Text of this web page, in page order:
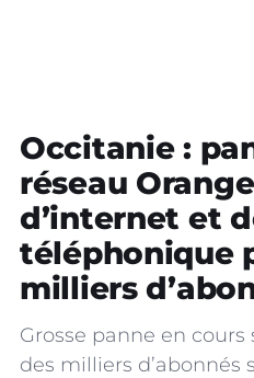
Occitanie :
réseau
d’internet et
téléphonique
milliers
Grosse panne en cours
des milliers d’abonnés